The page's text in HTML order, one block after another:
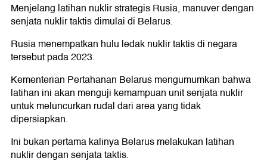
Menjelang latihan nuklir strategis Rusia, manuver dengan
senjata nuklir taktis dimulai di Belarus.
Rusia menempatkan hulu ledak nuklir taktis di negara
tersebut pada 2023.
Kementerian Pertahanan Belarus mengumumkan bahwa
latihan ini akan menguji kemampuan unit senjata nuklir
untuk meluncurkan rudal dari area yang tidak
dipersiapkan.
Ini bukan pertama kalinya Belarus melakukan latihan
nuklir dengan senjata taktis.